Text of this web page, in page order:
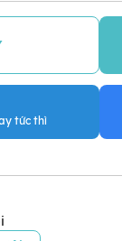
tức thì